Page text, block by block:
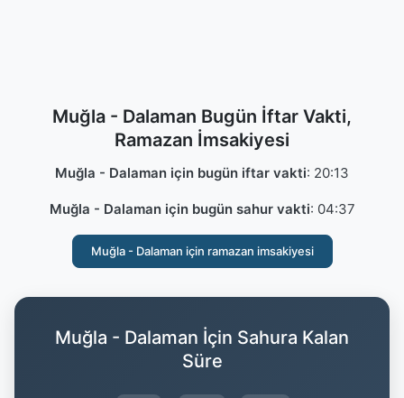
Muğla - Dalaman Bugün İftar Vakti,
Ramazan İmsakiyesi
Muğla - Dalaman için bugün iftar vakti: 20:13
Muğla - Dalaman için bugün sahur vakti: 04:37
Muğla - Dalaman için ramazan imsakiyesi
Muğla - Dalaman İçin Sahura Kalan
Süre